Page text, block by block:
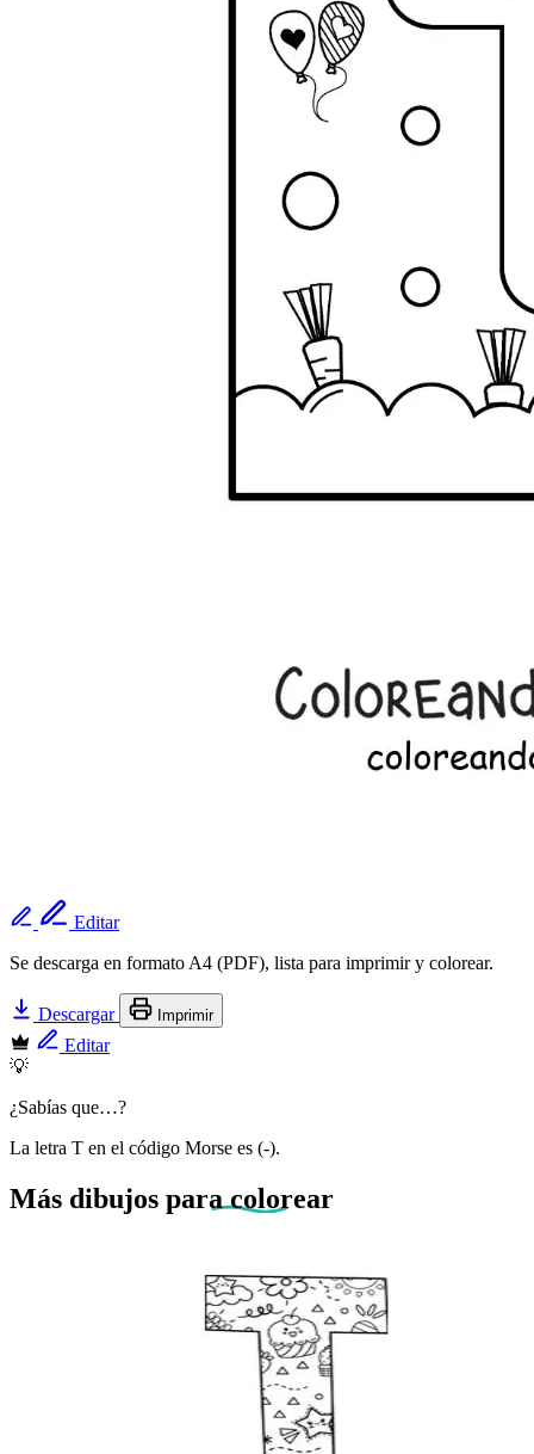
Editar
Se descarga en formato A4 (PDF), lista para imprimir y colorear.
Descargar Imprimir
Editar
💡
¿Sabías que…?
La letra T en el código Morse es (-).
Más dibujos para colorear